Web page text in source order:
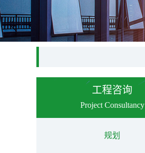
工程咨询
Project Consultancy
规划